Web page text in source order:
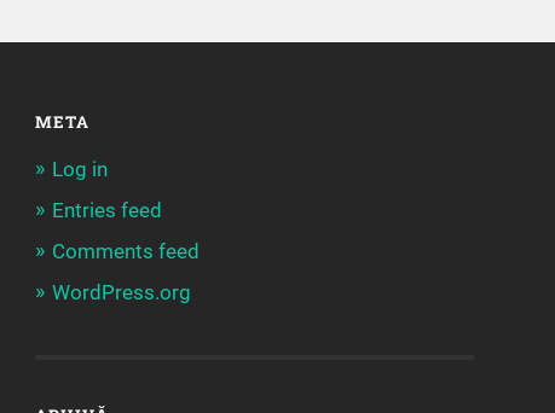
META
Log in
Entries feed
Comments feed
WordPress.org